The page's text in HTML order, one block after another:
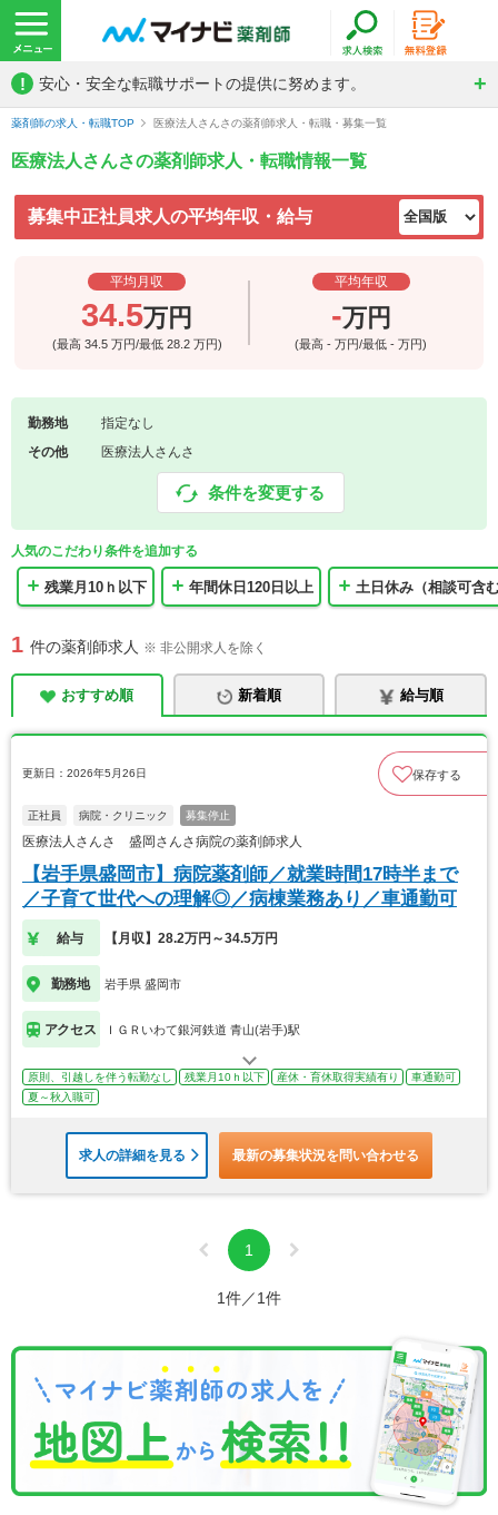
! 安心・安全な転職サポートの提供に努めます。
薬剤師の求人・転職TOP 医療法人さんさの薬剤師求人・転職・募集一覧
医療法人さんさの薬剤師求人・転職情報一覧
募集中正社員求人の平均年収・給与
平均月収
34.5万円
(最高 34.5 万円/最低 28.2 万円)
平均年収
-万円
(最高-万円/最低-万円)
勤務地
指定なし
その他
医療法人さんさ
条件を変更する
人気のこだわり条件を追加する
残業月10ｈ以下 年間休日120日以上 土日休み（相談可含
1 件の薬剤師求人 ※ 非公開求人を除く
おすすめ順 新着順 給与順
更新日：2026年5月26日 保存する
正社員 病院・クリニック 募集停止
医療法人さんさ 盛岡さんさ病院の薬剤師求人
【岩手県盛岡市】病院薬剤師／就業時間17時半まで
／子育て世代への理解◎／病棟業務あり／車通勤可
給与 【月収】28.2万円～34.5万円
勤務地 岩手県 盛岡市
アクセス ＩＧＲいわて銀河鉄道 青山(岩手)駅
原則、引越しを伴う転勤なし 残業月10ｈ以下 産休・育休取得実績有り
車通勤可
夏～秋入職可
求人の詳細を見る 最新の募集状況を問い合わせる
1
1件／1件